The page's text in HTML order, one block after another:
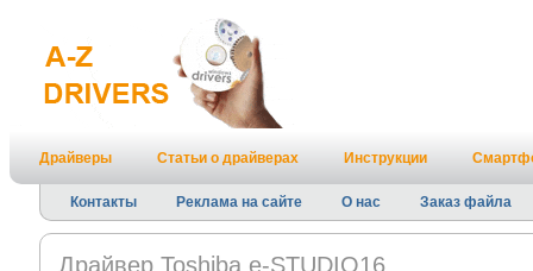
Драйверы Статьи о драйверах Инструкции
Контакты Реклама на сайте О нас Заказ файла
Драйвер Toshiba e-STUDIO16